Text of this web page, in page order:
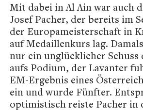
Mit dabei in Al Ain war auch
Josef Pacher, der bereits im
der Europameisterschaft in
auf Medaillenkurs lag.
nur ein unglücklicher Schuss
aufs Podium, der Lavanter
EM-Ergebnis eines
ein und wurde Fünfter.
optimistisch reiste Pacher in